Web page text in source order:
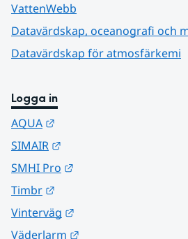
VattenWebb
Datavärdskap, oceanografi och
Datavärdskap för atmosfärkemi
Logga in
AQUA
SIMAIR
SMHI Pro
Timbr
Vinterväg
Väderlarm